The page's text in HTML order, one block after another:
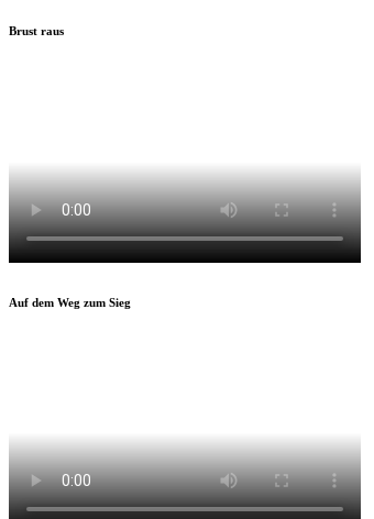
Brust raus
Auf dem Weg zum Sieg